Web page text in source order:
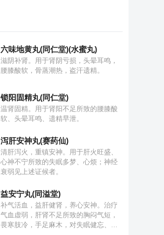
六味地黄丸(同仁堂)(水蜜丸)
滋阴补肾。用于肾阴亏损，头晕耳鸣，
腰膝酸软，骨蒸潮热，盗汗遗精。
锁阳固精丸(同仁堂)
温肾固精。用于肾阳不足所致的腰膝酸
软、头晕耳鸣、遗精早泄。
泻肝安神丸(赛药仙)
清肝泻火，重镇安神。用于肝火旺盛、
心神不宁所致的失眠多梦、心烦；神经
衰弱见上述证候者。
益安宁丸(同溢堂)
补气活血，益肝健肾，养心安神。治疗
气血虚弱，肝肾不足所致的胸闷气短，
畏寒肢冷，手足麻木，对失眠健忘、神